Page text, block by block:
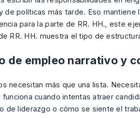
de políticas más tarde. Eso mantiene
para la parte de RR. HH., este
RR. HH. muestra el tipo de
de empleo narrativo y
necesitan más que una lista.
funciona cuando intentas atraer
de liderazgo o cómo se siente el